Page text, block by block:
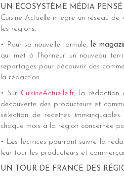
UN ÉCOSYSTÈME MÉDIA
Cuisine Actuelle intègre un réseau
les régions.
• Pour sa nouvelle formule, le
qui met à l’honneur un nouveau
reportages pour découvrir des
la rédaction.
• Sur CuisineActuelle.fr, la rédaction
découverte des producteurs et
sélection de recettes
chaque mois à la région concernée
• Les lectrices pourront suivre la
leur tour les producteurs et
UN TOUR DE FRANCE DES